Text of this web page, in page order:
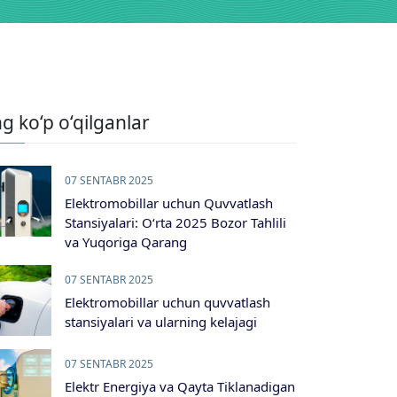
ko‘p o‘qilganlar
07 SENTABR 2025
Elektromobillar uchun Quvvatlash
Stansiyalari: O‘rta 2025 Bozor Tahlili
va Yuqoriga Qarang
07 SENTABR 2025
Elektromobillar uchun quvvatlash
stansiyalari va ularning kelajagi
07 SENTABR 2025
Elektr Energiya va Qayta Tiklanadigan